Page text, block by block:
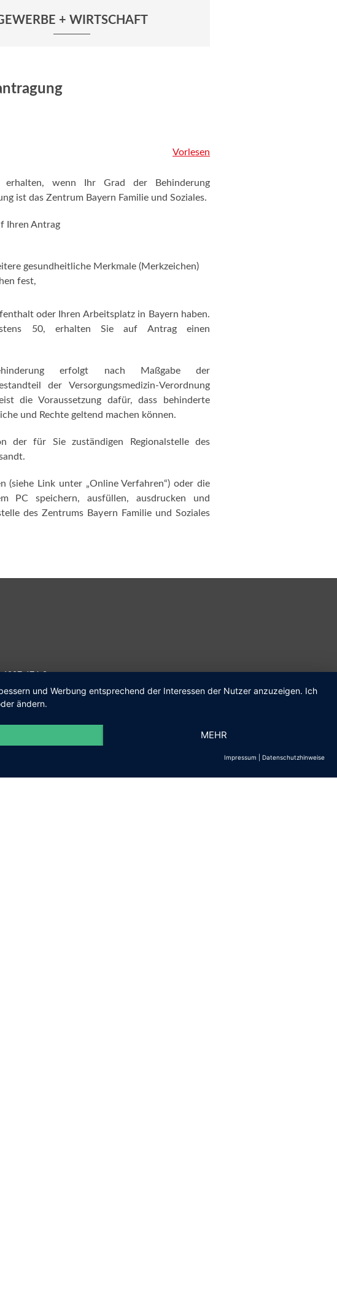
+ WIRTSCHAFT
Vorlesen
erhalten, wenn Ihr Grad der Behinderung
ist das Zentrum Bayern Familie und Soziales.
Ihren Antrag
gesundheitliche Merkmale (Merkzeichen)
fest,
oder Ihren Arbeitsplatz in Bayern haben.
50, erhalten Sie auf Antrag einen
erfolgt nach Maßgabe der
der Versorgungsmedizin-Verordnung
die Voraussetzung dafür, dass behinderte
und Rechte geltend machen können.
der für Sie zuständigen Regionalstelle des
(siehe Link unter „Online Verfahren“) oder die
PC speichern, ausfüllen, ausdrucken und
des Zentrums Bayern Familie und Soziales
474-200
und Werbung entsprechend der Interessen der Nutzer anzuzeigen. Ich
ändern.
MEHR
Impressum Datenschutzhinweise